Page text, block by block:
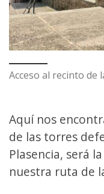
Acceso al recinto de
Aquí nos
de las torres
Plasencia, será
nuestra ruta de